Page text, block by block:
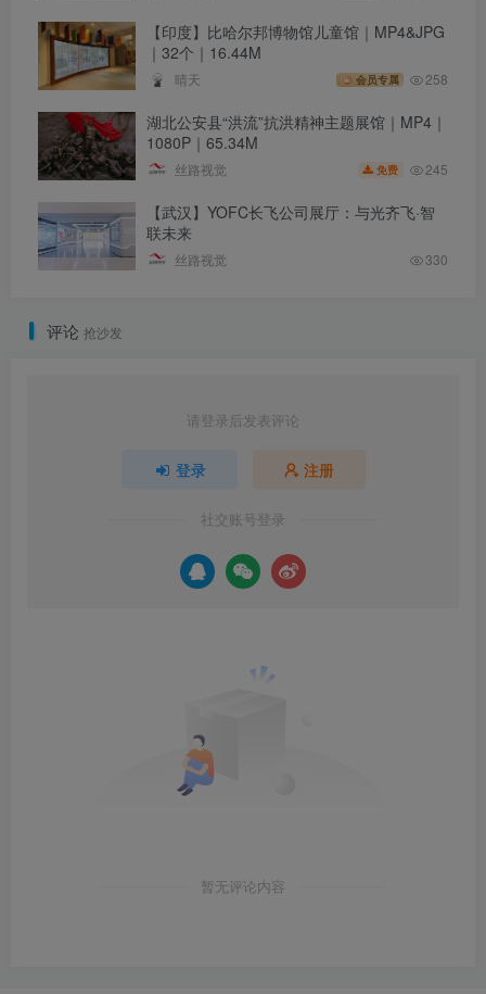
【印度】比哈尔邦博物馆儿童馆｜MP4&JPG
｜32个｜16.44M
晴天 会员专属 258
湖北公安县“洪流”抗洪精神主题展馆｜MP4｜
1080P｜65.34M
丝路视觉 免费 245
【武汉】YOFC长飞公司展厅：与光齐飞·智
联未来
丝路视觉 330
评论 抢沙发
请登录后发表评论
登录 注册
社交账号登录
暂无评论内容